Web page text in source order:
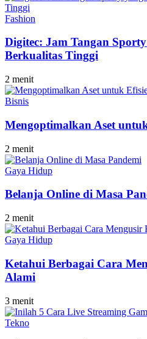
Fashion
Digitec: Jam Tangan
Berkualitas Tinggi
2 menit
Bisnis
Mengoptimalkan Aset
2 menit
Gaya Hidup
Belanja Online di Masa
2 menit
Gaya Hidup
Ketahui Berbagai Cara
Alami
3 menit
Tekno